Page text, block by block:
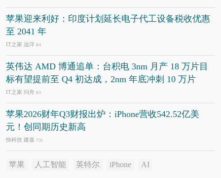
苹果迎来利好：印度计划延长电子代工设备税收优惠
至 2041 年
IT之家 远洋 8/4
英伟达 AMD 博通追单：台积电 3nm 月产 18 万片目
标有望提前至 Q4 初达成，2nm 年底冲刺 10 万片
IT之家 问舟 8/3
苹果2026财年Q3财报出炉：iPhone营收542.52亿美
元！创同期历史新高
快科技 建嘉 7/31
苹果 人工智能 英特尔 iPhone AI